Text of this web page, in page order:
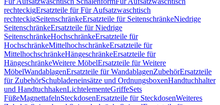
rechteckigErsatzteile für Für Aufsatzwaschtisch
rechteckigSeitenschränkeErsatzteile für SeitenschränkeNiedrige
SeitenschränkeErsatzteile für Niedrige
SeitenschränkeHochschränkeErsatzteile für
HochschränkeMittelhochschränkeErsatzteile für
MittelhochschränkeHängeschränkeErsatzteile für
HängeschränkeWeitere MöbelErsatzteile für Weitere
MöbelWandablagenErsatzteile für WandablagenZubehörErsatzteile
für ZubehörSchubladeneinsätze und OrdnungsboxenHandtuchhalter
und HandtuchhakenLichtelementeGriffeSets
FüßeMagnettafelnSteckdosenErsatzteile für SteckdosenWeiteres